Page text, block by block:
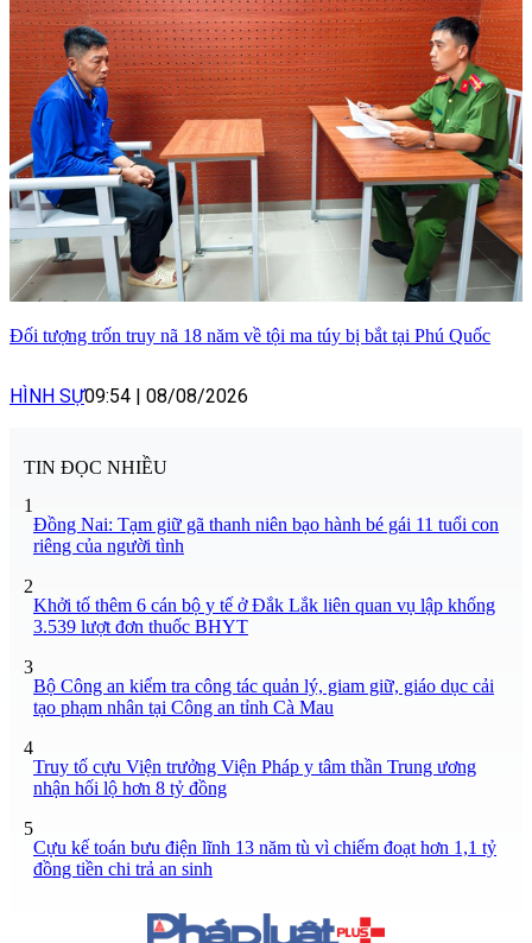
Đối tượng trốn truy nã 18 năm về tội ma túy bị bắt tại Phú Quốc
HÌNH SỰ09:54 | 08/08/2026
TIN ĐỌC NHIỀU
1
Đồng Nai: Tạm giữ gã thanh niên bạo hành bé gái 11 tuổi con
riêng của người tình
2
Khởi tố thêm 6 cán bộ y tế ở Đắk Lắk liên quan vụ lập khống
3.539 lượt đơn thuốc BHYT
3
Bộ Công an kiểm tra công tác quản lý, giam giữ, giáo dục cải
tạo phạm nhân tại Công an tỉnh Cà Mau
4
Truy tố cựu Viện trưởng Viện Pháp y tâm thần Trung ương
nhận hối lộ hơn 8 tỷ đồng
5
Cựu kế toán bưu điện lĩnh 13 năm tù vì chiếm đoạt hơn 1,1 tỷ
đồng tiền chi trả an sinh